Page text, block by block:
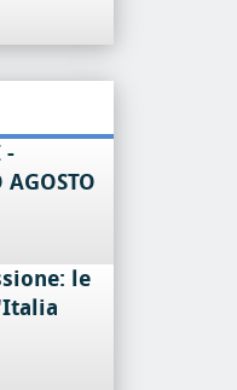
-
AGOSTO
le